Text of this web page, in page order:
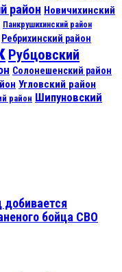
район Новичихинский
Панкрушихинский район
Ребрихинский район
Рубцовский
Солонешенский район
Угловский район
район Шипуновский
добивается
бойца СВО